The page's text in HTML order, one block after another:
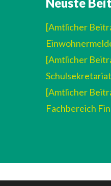
Neuste
[Amtlicher
[Amtlicher
Schulsekretariat
[Amtlicher
Fachbereich